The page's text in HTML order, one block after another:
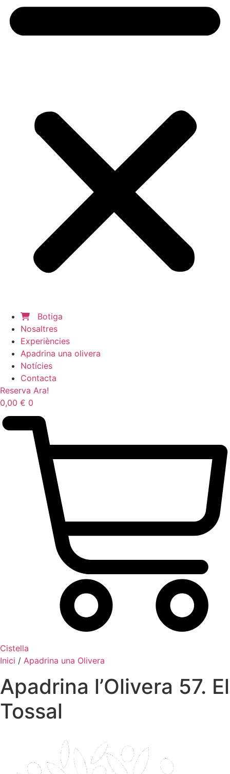
Botiga
Nosaltres
Experiències
Apadrina una olivera
Notícies
Contacta
Reserva Ara!
0,00 € 0
Cistella
Inici / Apadrina una Olivera
Apadrina l’Olivera 57. El
Tossal